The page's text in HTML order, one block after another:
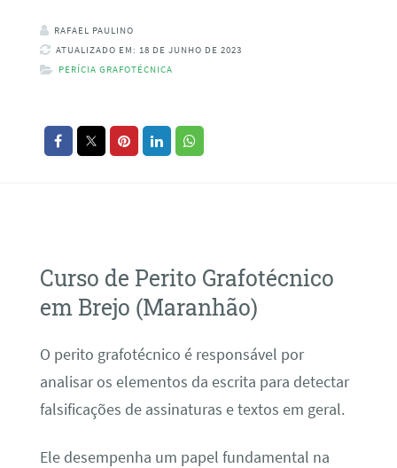
RAFAEL PAULINO
ATUALIZADO EM: 18 DE JUNHO DE 2023
PERÍCIA GRAFOTÉCNICA
Curso de Perito Grafotécnico
em Brejo (Maranhão)
O perito grafotécnico é responsável por
analisar os elementos da escrita para detectar
falsificações de assinaturas e textos em geral.
Ele desempenha um papel fundamental na